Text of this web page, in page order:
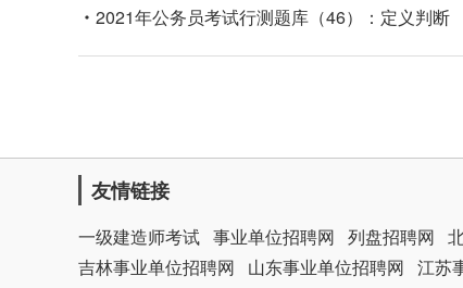
2021年公务员考试行测题库（46）：定义判断
友情链接
一级建造师考试 事业单位招聘网 列盘招聘网
吉林事业单位招聘网
山东事业单位招聘网 江苏